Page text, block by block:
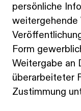
persönliche
weitergehende
Form
Weitergabe an
überarbeiteter
Zustimmung